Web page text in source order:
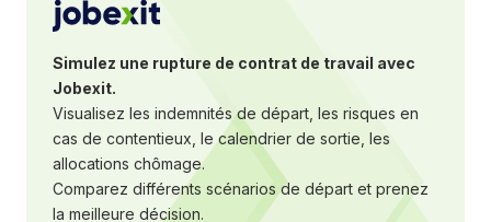
Simulez une rupture de contrat de travail avec
Jobexit.
Visualisez les indemnités de départ, les risques en
cas de contentieux, le calendrier de sortie, les
allocations chômage.
Comparez différents scénarios de départ et prenez
la meilleure décision.